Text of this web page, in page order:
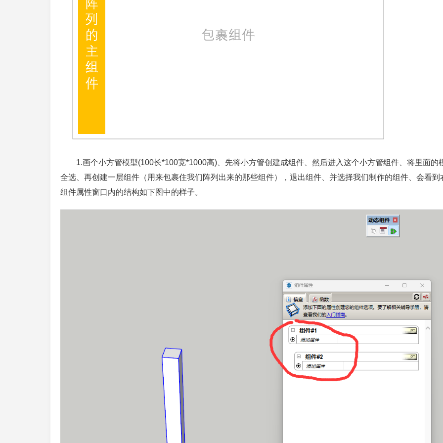
1.画个小方管模型(100长*100宽*1000高)、先将小方管创建成组件、然后进入这个小方管组件、将里面的
全选、再创建一层组件（用来包裹住我们阵列出来的那些组件），退出组件、并选择我们制作的组件、会看到
组件属性窗口内的结构如下图中的样子。